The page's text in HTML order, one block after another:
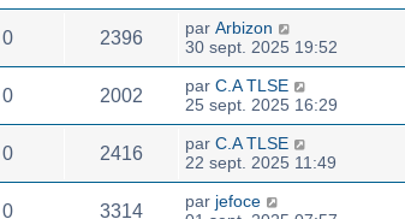
0 2396 par Arbizon
30 sept. 2025 19:52
0 2002 par C.A TLSE
25 sept. 2025 16:29
0 2416 par C.A TLSE
22 sept. 2025 11:49
0 3314 par jefoce